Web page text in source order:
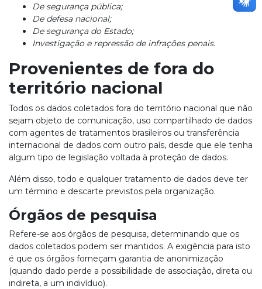
De segurança pública;
De defesa nacional;
De segurança do Estado;
Investigação e repressão de infrações penais.
Provenientes de fora do
território nacional
Todos os dados coletados fora do território nacional que não
sejam objeto de comunicação, uso compartilhado de dados
com agentes de tratamentos brasileiros ou transferência
internacional de dados com outro país, desde que ele tenha
algum tipo de legislação voltada à proteção de dados.
Além disso, todo e qualquer tratamento de dados deve ter
um término e descarte previstos pela organização.
Órgãos de pesquisa
Refere-se aos órgãos de pesquisa, determinando que os
dados coletados podem ser mantidos. A exigência para isto
é que os órgãos forneçam garantia de anonimização
(quando dado perde a possibilidade de associação, direta ou
indireta, a um indivíduo).